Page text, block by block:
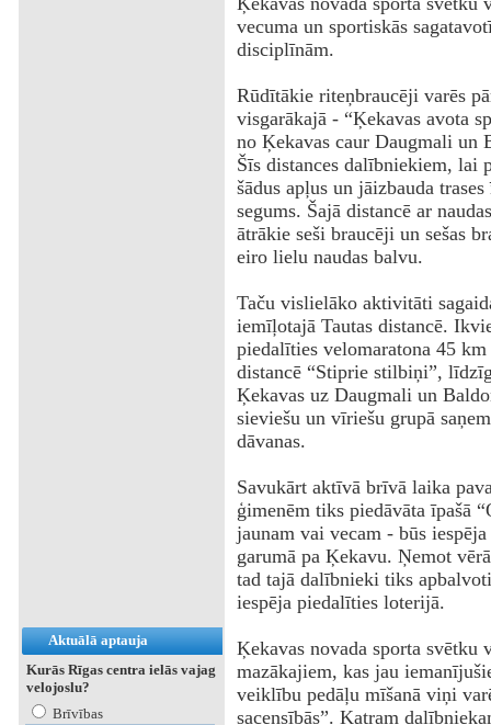
Aktuālā aptauja
Kurās Rīgas centra ielās vajag
velojoslu?
Brīvības
vecuma un sportiskās
disciplīnām.
Rūdītākie riteņbraucēji varēs
visgarākajā - “Ķekavas avota
no Ķekavas caur Daugmali un
Šīs distances dalībniekiem, lai
šādus apļus un jāizbauda
segums. Šajā distancē ar
ātrākie seši braucēji un sešas
eiro lielu naudas balvu.
Taču vislielāko aktivitāti
iemīļotajā Tautas distancē.
piedalīties velomaratona 45
distancē “Stiprie stilbiņi”,
Ķekavas uz Daugmali un
sieviešu un vīriešu grupā
dāvanas.
Savukārt aktīvā brīvā laika
ģimenēm tiks piedāvāta īpašā
jaunam vai vecam - būs
garumā pa Ķekavu. Ņemot
tad tajā dalībnieki tiks
iespēja piedalīties loterijā.
Ķekavas novada sporta svētku
mazākajiem, kas jau
veiklību pedāļu mīšanā viņi
sacensībās”. Katram